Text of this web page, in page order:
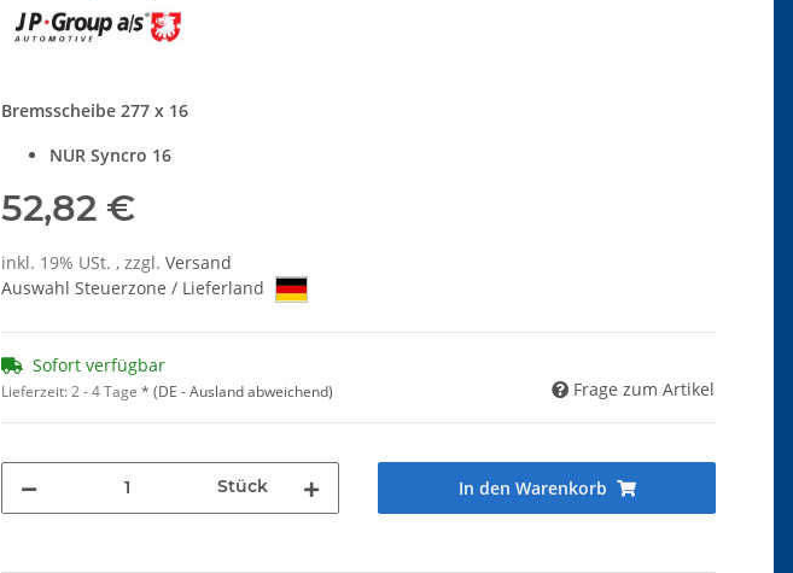
Bremsscheibe 277 x 16
NUR Syncro 16
52,82 €
inkl. 19% USt. , zzgl. Versand
Auswahl Steuerzone / Lieferland
Sofort verfügbar
Lieferzeit:2 - 4 Tage * (DE - Ausland abweichend) Frage zum Artikel
Stück In den Warenkorb